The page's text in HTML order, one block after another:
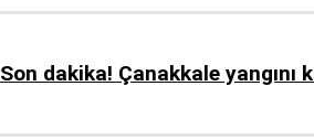
Son dakika! Çanakkale yangını